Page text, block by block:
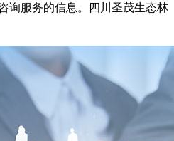
询服务的信息。四川圣茂生态林